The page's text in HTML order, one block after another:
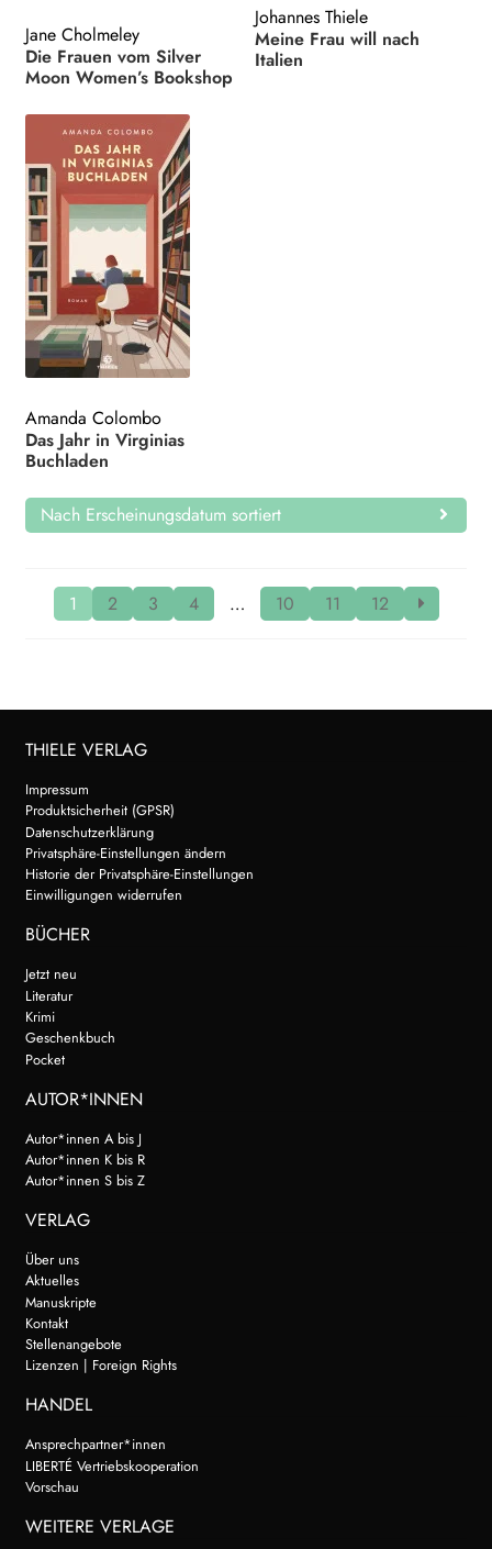
Jane Cholmeley
Die Frauen vom Silver
Moon Women’s Bookshop
Johannes Thiele
Meine Frau will nach
Italien
Amanda Colombo
Das Jahr in Virginias
Buchladen
Nach Erscheinungsdatum sortiert
1 2 3 4 … 10 11 12
THIELE VERLAG
Impressum
Produktsicherheit (GPSR)
Datenschutzerklärung
Privatsphäre-Einstellungen ändern
Historie der Privatsphäre-Einstellungen
Einwilligungen widerrufen
BÜCHER
Jetzt neu
Literatur
Krimi
Geschenkbuch
Pocket
AUTOR*INNEN
Autor*innen A bis J
Autor*innen K bis R
Autor*innen S bis Z
VERLAG
Über uns
Aktuelles
Manuskripte
Kontakt
Stellenangebote
Lizenzen | Foreign Rights
HANDEL
Ansprechpartner*innen
LIBERTÉ Vertriebskooperation
Vorschau
WEITERE VERLAGE